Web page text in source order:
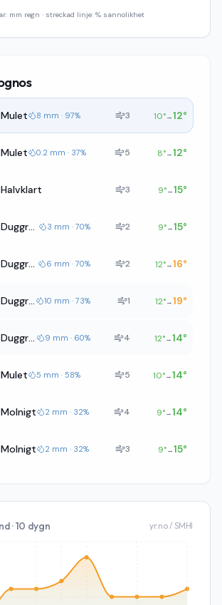
mm regn · streckad linje: % sannolikhet
Mulet 8 mm · 97% 3 10°→12°
Mulet 0.2 mm · 37% 5 8°→12°
Halvklart 3 9°→15°
Duggregn 3 mm · 70% 2 9°→15°
Duggregn 6 mm · 70% 2 12°→16°
Duggregn 10 mm · 73% 1 12°→19°
Duggregn 9 mm · 60% 4 12°→14°
Mulet 5 mm · 58% 5 10°→14°
Molnigt 2 mm · 32% 4 9°→14°
Molnigt 2 mm · 32% 3 9°→15°
· 10 dygn yr.no / SMHI